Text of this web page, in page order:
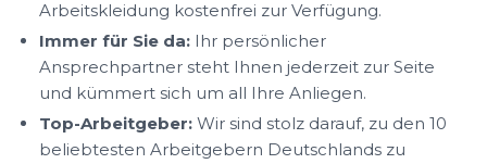
Arbeitskleidung kostenfrei zur Verfügung.
Immer für Sie da: Ihr persönlicher
Ansprechpartner steht Ihnen jederzeit zur Seite
und kümmert sich um all Ihre Anliegen.
Top-Arbeitgeber: Wir sind stolz darauf, zu den 10
beliebtesten Arbeitgebern Deutschlands zu